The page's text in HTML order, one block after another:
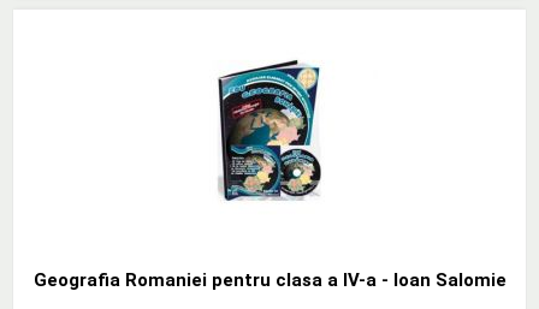
Geografia Romaniei pentru clasa a IV-a - Ioan Salomie